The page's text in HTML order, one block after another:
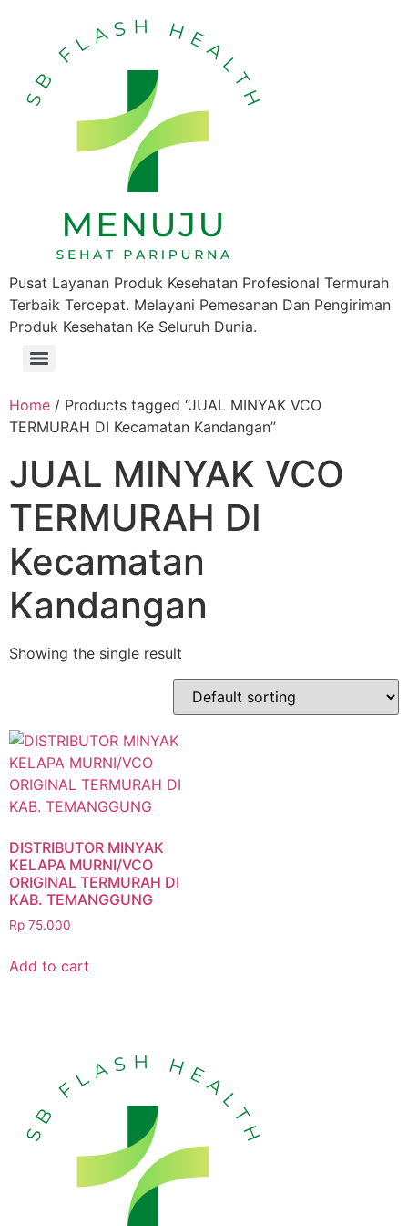
Pusat Layanan Produk Kesehatan Profesional Termurah
Terbaik Tercepat. Melayani Pemesanan Dan Pengiriman
Produk Kesehatan Ke Seluruh Dunia.
Home / Products tagged “JUAL MINYAK VCO
TERMURAH DI Kecamatan Kandangan”
JUAL MINYAK VCO
TERMURAH DI
Kecamatan
Kandangan
Showing the single result
DISTRIBUTOR MINYAK
KELAPA MURNI/VCO
ORIGINAL TERMURAH DI
KAB. TEMANGGUNG
Rp 75.000
Add to cart